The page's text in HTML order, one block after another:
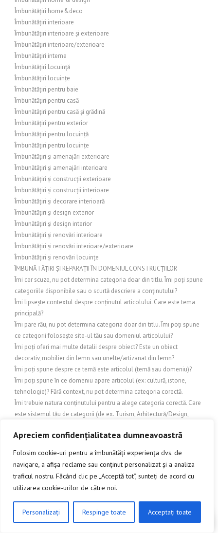
Apreciem confidențialitatea dumneavoastră
Folosim cookie-uri pentru a îmbunătăți experiența dvs. de
navigare, a afișa reclame sau conținut personalizat și a analiza
traficul nostru. Făcând clic pe „Acceptă tot”, sunteți de acord cu
utilizarea cookie-urilor de către noi.
Personalizați Respinge toate Acceptați toate
Îmbunătățiri home&deco
Îmbunătățiri interioare
Îmbunătățiri interioare și exterioare
Îmbunătățiri interioare/exterioare
Îmbunătățiri interne
Îmbunătățiri Locuință
Îmbunătățiri locuințe
Îmbunătățiri pentru baie
Îmbunătățiri pentru casă
Îmbunătățiri pentru casă și grădină
Îmbunătățiri pentru exterior
Îmbunătățiri pentru locuință
Îmbunătățiri pentru locuințe
Îmbunătățiri și amenajări exterioare
Îmbunătățiri și amenajări interioare
Îmbunătățiri și construcții exterioare
Îmbunătățiri și construcții interioare
Îmbunătățiri și decorare interioară
Îmbunătățiri și design exterior
Îmbunătățiri și design interior
Îmbunătățiri și renovări interioare
Îmbunătățiri și renovări interioare/exterioare
Îmbunătățiri și renovări locuințe
ÎMBUNĂTĂȚIRI ȘI REPARAȚII ÎN DOMENIUL CONSTRUCȚIILOR
Îmi cer scuze, nu pot determina categoria doar din titlu. Îmi poți spune
categoriile disponibile sau o scurtă descriere a conținutului?
Îmi lipsește contextul despre conținutul articolului. Care este tema
principală?
Îmi pare rău, nu pot determina categoria doar din titlu. Îmi poți spune
ce categorii folosește site-ul tău sau domeniul articolului?
Îmi poți oferi mai multe detalii despre obiect? Este un obiect
decorativ, mobilier din lemn sau unelte/artizanat din lemn?
Îmi poți spune despre ce temă este articolul (temă sau domeniu)?
Îmi poți spune în ce domeniu apare articolul (ex: cultură, istorie,
tehnologie)? Fără context, nu pot determina categoria corectă.
Îmi trebuie natura conținutului pentru a alege categoria corectă. Care
este sistemul tău de categorii (de ex. Turism, Arhitectură/Design,
Îmi trebuie nișa (tema) articolului pentru a stabili categoria.
Încălzire și protecție exterioară
Încălzire și răcire exterioară
Inchideri terase
INDUSTRIE
Industrie și comerț
CLICK AICI PENTRU A DISCUTA